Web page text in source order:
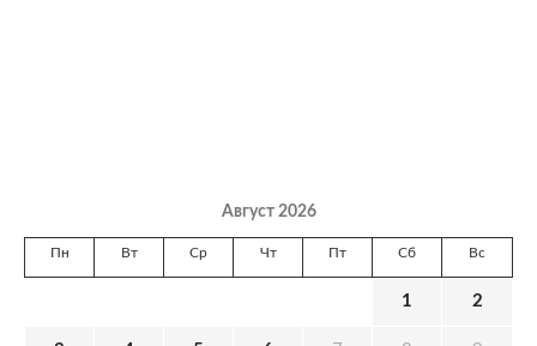
Август 2026
Пн Вт Ср Чт Пт Сб Вс
1 2